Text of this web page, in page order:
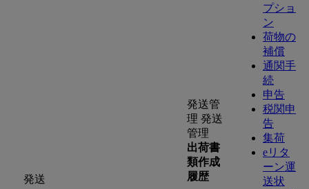
発送
発送管
理 発送
管理
出荷書
類作成
履歴
プショ
ン
荷物の
補償
通関手
続
申告
税関申
告
集荷
eリタ
ーン運
送状